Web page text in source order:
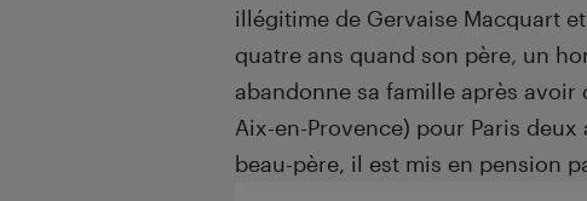
illégitime de Gervaise Macquart
quatre ans quand son père, un
abandonne sa famille après
Aix-en-Provence) pour Paris
beau-père, il est mis en pension